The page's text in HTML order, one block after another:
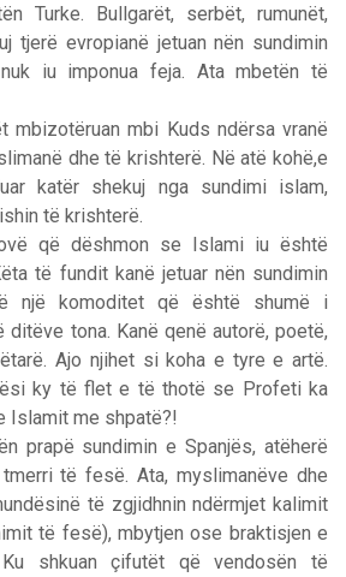
Turke. Bullgarët, serbët, rumunët,
tjerë evropianë jetuan nën sundimin
iu imponua feja. Ata mbetën të
mbizotëruan mbi Kuds ndërsa vranë
dhe të krishterë. Në atë kohë,e
katër shekuj nga sundimi islam,
të krishterë.
që dëshmon se Islami iu është
të fundit kanë jetuar nën sundimin
një komoditet që është shumë i
ditëve tona. Kanë qenë autorë, poetë,
Ajo njihet si koha e tyre e artë.
ky të flet e të thotë se Profeti ka
Islamit me shpatë?!
prapë sundimin e Spanjës, atëherë
të fesë. Ata, myslimanëve dhe
të zgjidhnin ndërmjet kalimit
të fesë), mbytjen ose braktisjen e
Ku shkuan çifutët që vendosën të